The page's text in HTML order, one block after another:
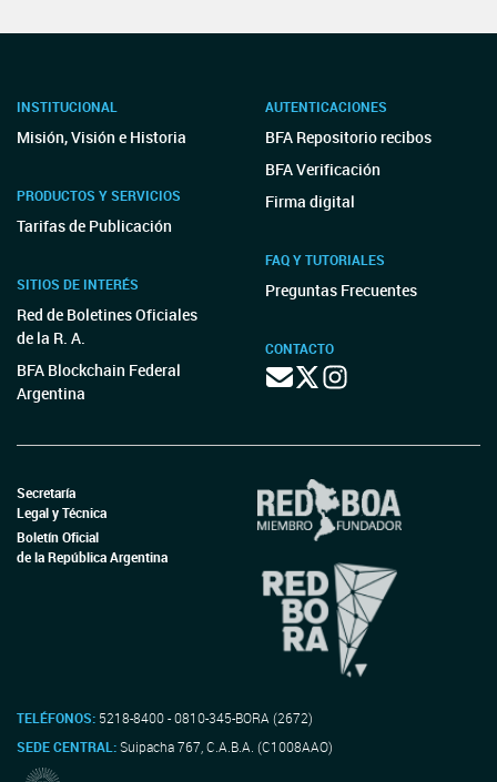
INSTITUCIONAL
Misión, Visión e Historia
PRODUCTOS Y SERVICIOS
Tarifas de Publicación
SITIOS DE INTERÉS
Red de Boletines Oficiales
de la R. A.
BFA Blockchain Federal
Argentina
AUTENTICACIONES
BFA Repositorio recibos
BFA Verificación
Firma digital
FAQ Y TUTORIALES
Preguntas Frecuentes
CONTACTO
Secretaría
Legal y Técnica
Boletín Oficial
de la República Argentina
TELÉFONOS: 5218-8400 - 0810-345-BORA (2672)
SEDE CENTRAL:Suipacha 767, C.A.B.A. (C1008AAO)